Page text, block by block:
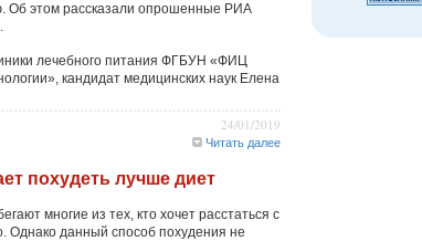
Об этом рассказали опрошенные РИА
лечебного питания ФГБУН «ФИЦ
кандидат медицинских наук Елена
24/01/2019
Читать далее
похудеть лучше диет
многие из тех, кто хочет расстаться с
Однако данный способ похудения не